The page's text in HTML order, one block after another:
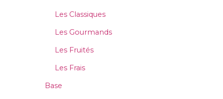
Les Classiques
Les Gourmands
Les Fruités
Les Frais
Base